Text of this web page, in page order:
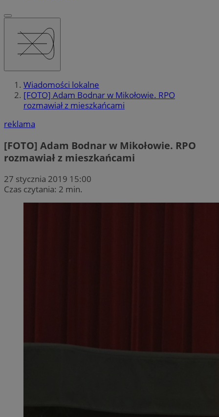
Wiadomości lokalne
[FOTO] Adam Bodnar w Mikołowie. RPO
rozmawiał z mieszkańcami
reklama
[FOTO] Adam Bodnar w Mikołowie. RPO
rozmawiał z mieszkańcami
27 stycznia 2019 15:00
Czas czytania: 2 min.